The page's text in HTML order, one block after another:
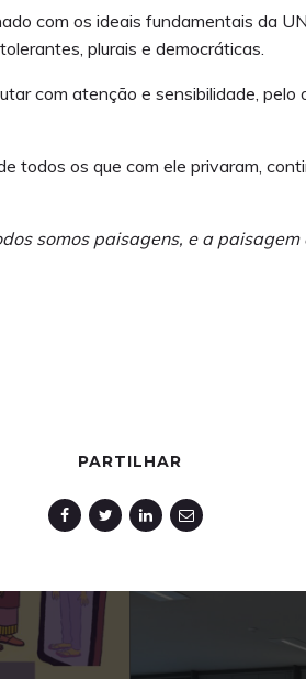
com os ideais fundamentais da
plurais e democráticas.
com atenção e sensibilidade,
todos os que com ele privaram,
somos paisagens, e a paisagem
PARTILHAR